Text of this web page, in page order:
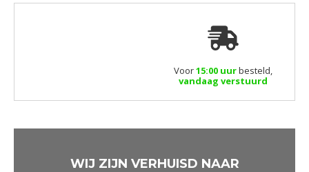
Voor15:00 uurbesteld,
vandaag verstuurd
WIJ ZIJN VERHUISD NAAR